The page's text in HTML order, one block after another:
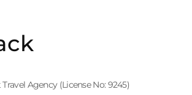
Travel Agency (License No: 9245)